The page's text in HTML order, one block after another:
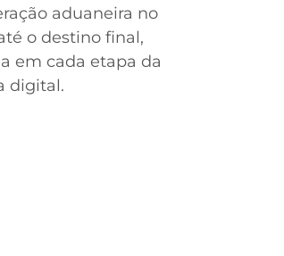
aduaneira no
o destino final,
em cada etapa da
digital.